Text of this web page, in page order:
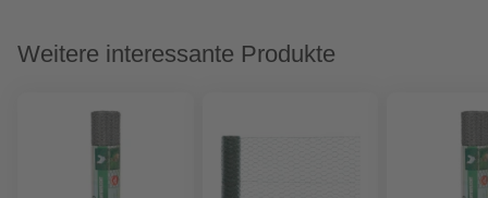
Weitere interessante Produkte